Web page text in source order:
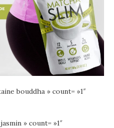
bouddha » count= »1″
» count= »1″